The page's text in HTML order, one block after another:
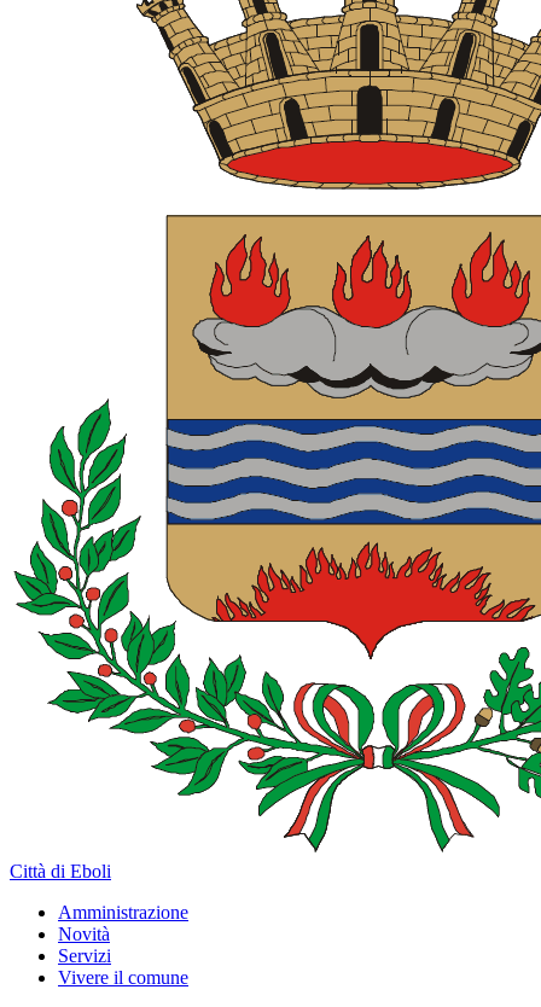
Città di Eboli
Amministrazione
Novità
Servizi
Vivere il comune